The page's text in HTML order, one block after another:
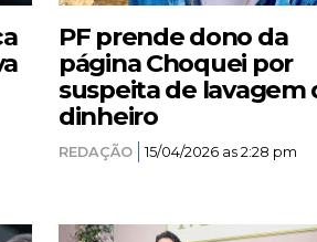
PF prende dono da
página Choquei por
suspeita de lavagem
dinheiro
REDAÇÃO 15/04/2026 as 2:28 pm